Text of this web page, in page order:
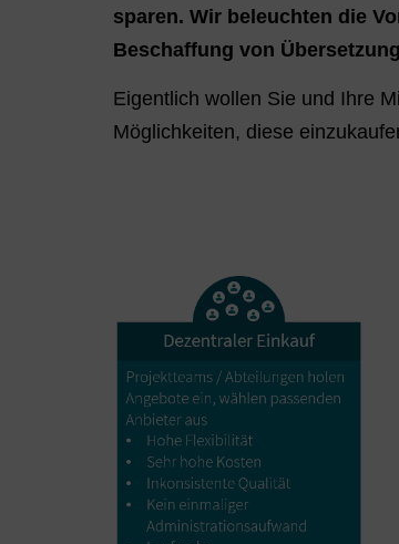
sparen. Wir beleuchten die
Beschaffung von
Eigentlich wollen Sie und Ihre
Möglichkeiten, diese